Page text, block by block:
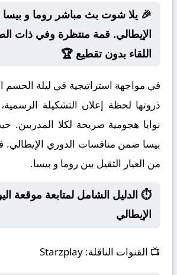
🎉 يلا شوت بث مباشر روما و
الإيطالي. قمة منتظرة وفي ذات
اللقاء بدون تقطيع 🏆
في مواجهة استراتيجية في ليلة الحسم
ذروتها لحظة إعلان التشكيلة
نوايا هجومية صريحة لكلا المدربين.
بيسا ضمن منافسات الدوري الإيطالي.
من العيار الثقيل بين روما و بيسا.
⏱️ الدليل الشامل لمتابعة موقعة
الإيطالي
📺 القنوات الناقلة: